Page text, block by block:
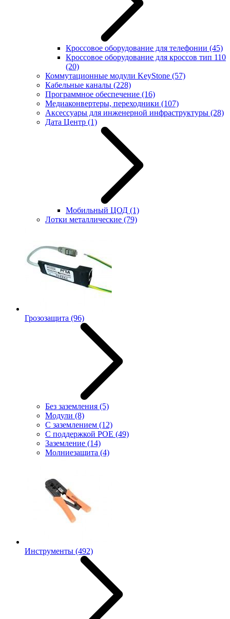
Кроссовое оборудование для телефонии (45)
Кроссовое оборудование для кроссов тип 110
(20)
Коммутационные модули KeyStone (57)
Кабельные каналы (228)
Программное обеспечение (16)
Медиаконвертеры, переходники (107)
Аксессуары для инженерной инфраструктуры (28)
Дата Центр (1)
Мобильный ЦОД (1)
Лотки металлические (79)
Грозозащита (96)
Без заземления (5)
Модули (8)
С заземлением (12)
С поддержкой POE (49)
Заземление (14)
Молниезащита (4)
Инструменты (492)